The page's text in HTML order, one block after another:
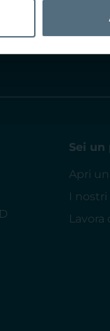
Sei un
Apri
I
Lavora